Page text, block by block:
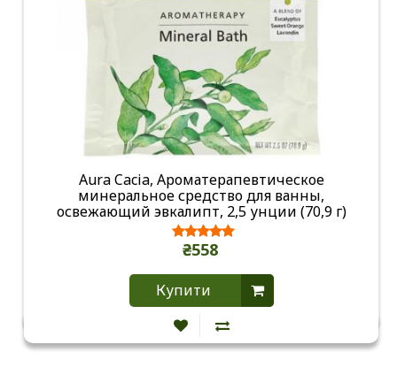
Aura Cacia, Ароматерапевтическое
минеральное средство для ванны,
освежающий эвкалипт, 2,5 унции (70,9 г)
₴558
Купити